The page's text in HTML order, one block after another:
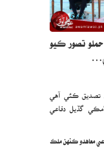
تصور ڪيو
تصديق ڪئي آهي
گڏيل دفاعي
معاهدو ڪنهن ملڪ